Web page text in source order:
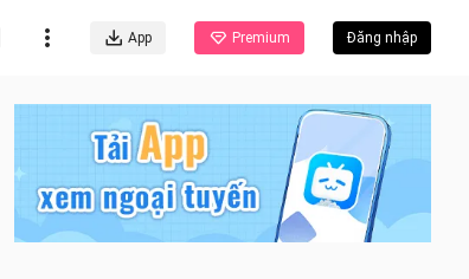
App Premium Đăng nhập